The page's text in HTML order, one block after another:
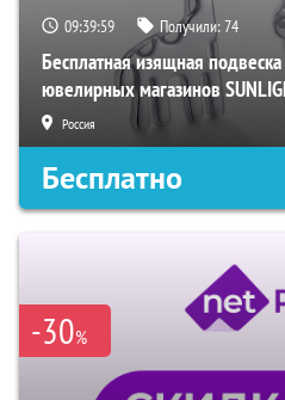
09:39:59 Получили:74
Бесплатная изящная
ювелирных магазинов
Россия
Бесплатно
-30%